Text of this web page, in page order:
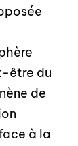
être du
de
à la